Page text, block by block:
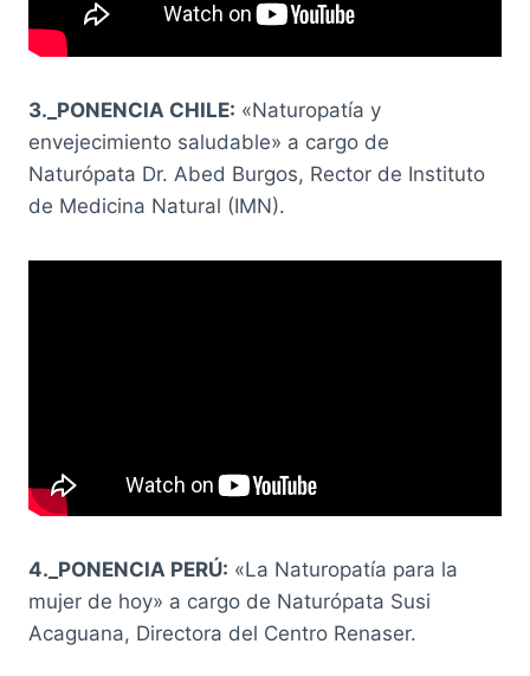
3._PONENCIA CHILE: «Naturopatía y
envejecimiento saludable» a cargo de
Naturópata Dr. Abed Burgos, Rector de Instituto
de Medicina Natural (IMN).
4._PONENCIA PERÚ: «La Naturopatía para la
mujer de hoy» a cargo de Naturópata Susi
Acaguana, Directora del Centro Renaser.